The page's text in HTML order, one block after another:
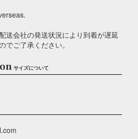
送会社の発送状況により到着が遅延
でご了承ください。
サイズについて